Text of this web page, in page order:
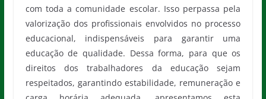
com toda a comunidade escolar. Isso perpassa pela
valorização dos profissionais envolvidos no processo
educacional, indispensáveis para garantir uma
educação de qualidade. Dessa forma, para que os
direitos dos trabalhadores da educação sejam
respeitados, garantindo estabilidade, remuneração e